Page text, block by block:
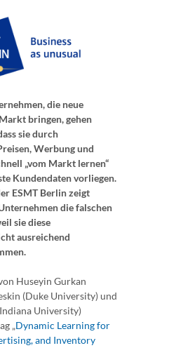
die neue
bringen, gehen
sie durch
Werbung und
„vom Markt lernen“
Kundendaten vorliegen.
ESMT Berlin zeigt
die falschen
sie diese
ausreichend
Huseyin Gurkan
(Duke University) und
University)
„Dynamic Learning for
and Inventory